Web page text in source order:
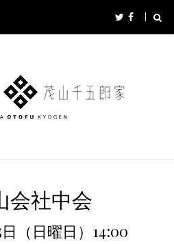
会社中会
日（日曜日）14:00